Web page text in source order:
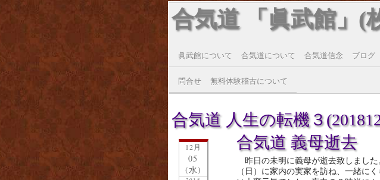
合気道 「眞武館」(
眞武館について 合気道について 合気道信念 ブログ
問合せ 無料体験稽古について
合気道 人生の転機３
12月
05
(水)
合気道 義母逝去
昨日の未明に義母が逝去致しまし
（日）に家内の実家を訪ね、一緒に